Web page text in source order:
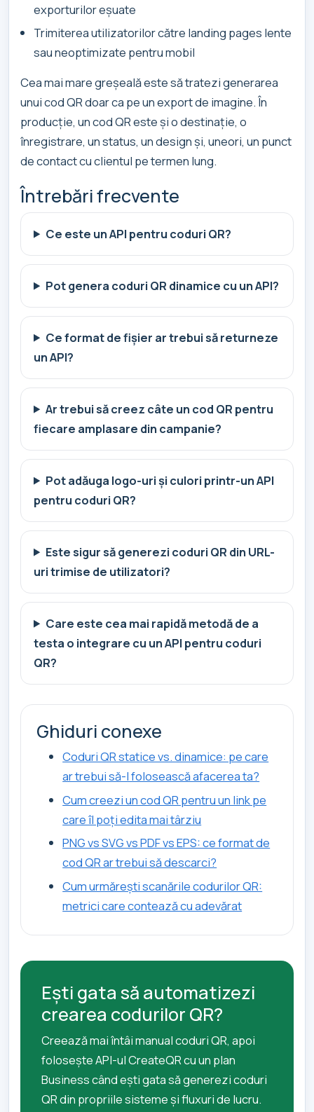
exporturilor eșuate
Trimiterea utilizatorilor către landing pages lente
sau neoptimizate pentru mobil
Cea mai mare greșeală este să tratezi generarea
unui cod QR doar ca pe un export de imagine. În
producție, un cod QR este și o destinație, o
înregistrare, un status, un design și, uneori, un punct
de contact cu clientul pe termen lung.
Întrebări frecvente
Ce este un API pentru coduri QR?
Pot genera coduri QR dinamice cu un API?
Ce format de fișier ar trebui să returneze
un API?
Ar trebui să creez câte un cod QR pentru
fiecare amplasare din campanie?
Pot adăuga logo-uri și culori printr-un API
pentru coduri QR?
Este sigur să generezi coduri QR din URL-
uri trimise de utilizatori?
Care este cea mai rapidă metodă de a
testa o integrare cu un API pentru coduri
QR?
Ghiduri conexe
Coduri QR statice vs. dinamice: pe care
ar trebui să-l folosească afacerea ta?
Cum creezi un cod QR pentru un link pe
care îl poți edita mai târziu
PNG vs SVG vs PDF vs EPS: ce format de
cod QR ar trebui să descarci?
Cum urmărești scanările codurilor QR:
metrici care contează cu adevărat
Ești gata să automatizezi
crearea codurilor QR?
Creează mai întâi manual coduri QR, apoi
folosește API-ul CreateQR cu un plan
Business când ești gata să generezi coduri
QR din propriile sisteme și fluxuri de lucru.